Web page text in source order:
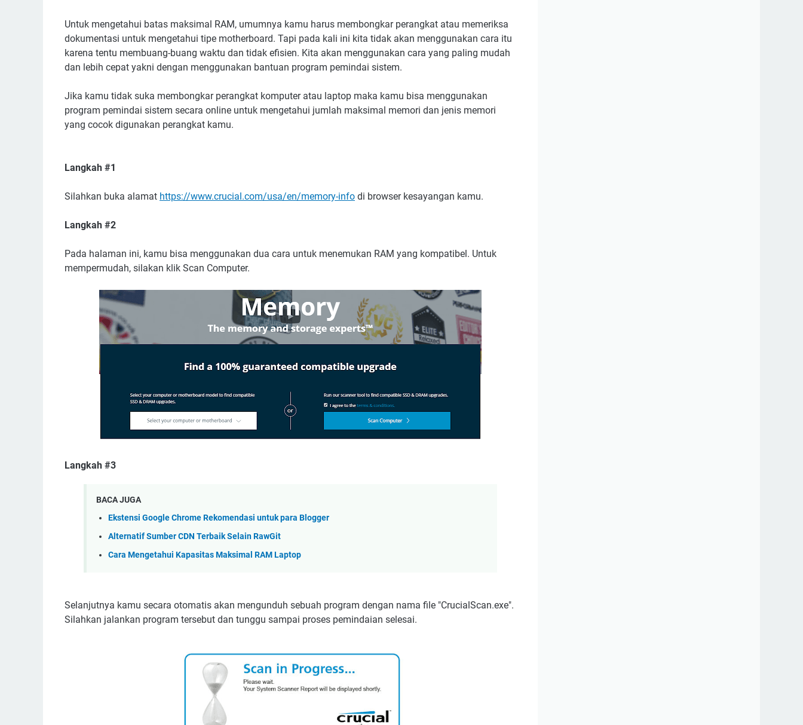
Untuk mengetahui batas maksimal RAM, umumnya kamu harus membongkar perangkat atau memeriksa
dokumentasi untuk mengetahui tipe motherboard. Tapi pada kali ini kita tidak akan menggunakan cara itu
karena tentu membuang-buang waktu dan tidak efisien. Kita akan menggunakan cara yang paling mudah
dan lebih cepat yakni dengan menggunakan bantuan program pemindai sistem.
Jika kamu tidak suka membongkar perangkat komputer atau laptop maka kamu bisa menggunakan
program pemindai sistem secara online untuk mengetahui jumlah maksimal memori dan jenis memori
yang cocok digunakan perangkat kamu.
Langkah #1
Silahkan buka alamat https://www.crucial.com/usa/en/memory-info di browser kesayangan kamu.
Langkah #2
Pada halaman ini, kamu bisa menggunakan dua cara untuk menemukan RAM yang kompatibel. Untuk
mempermudah, silakan klik Scan Computer.
Langkah #3
BACA JUGA
Ekstensi Google Chrome Rekomendasi untuk para Blogger
Alternatif Sumber CDN Terbaik Selain RawGit
Cara Mengetahui Kapasitas Maksimal RAM Laptop
Selanjutnya kamu secara otomatis akan mengunduh sebuah program dengan nama file "CrucialScan.exe".
Silahkan jalankan program tersebut dan tunggu sampai proses pemindaian selesai.